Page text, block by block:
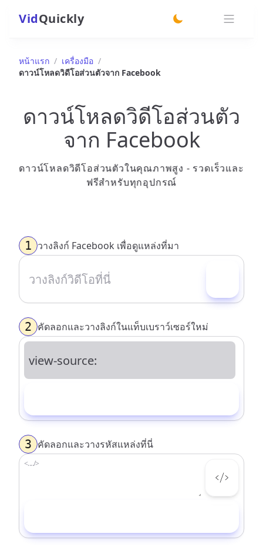
VidQuickly
หน้าแรก / เครื่องมือ /
ดาวน์โหลดวิดีโอส่วนตัวจาก Facebook
ดาวน์โหลดวิดีโอส่วนตัว
จาก Facebook
ดาวน์โหลดวิดีโอส่วนตัวในคุณภาพสูง - รวดเร็วและ
ฟรีสำหรับทุกอุปกรณ์
1 วางลิงก์ Facebook เพื่อดูแหล่งที่มา
2 คัดลอกและวางลิงก์ในแท็บเบราว์เซอร์ใหม่
3 คัดลอกและวางรหัสแหล่งที่นี่